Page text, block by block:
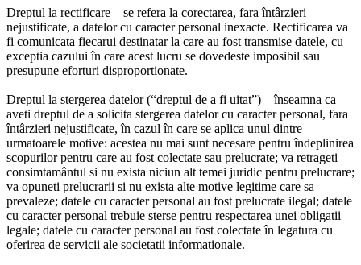
Dreptul la rectificare – se refera la corectarea, fara întârzieri
nejustificate, a datelor cu caracter personal inexacte. Rectificarea va
fi comunicata fiecarui destinatar la care au fost transmise datele, cu
exceptia cazului în care acest lucru se dovedeste imposibil sau
presupune eforturi disproportionate.
Dreptul la stergerea datelor (“dreptul de a fi uitat”) – înseamna ca
aveti dreptul de a solicita stergerea datelor cu caracter personal, fara
întârzieri nejustificate, în cazul în care se aplica unul dintre
urmatoarele motive: acestea nu mai sunt necesare pentru îndeplinirea
scopurilor pentru care au fost colectate sau prelucrate; va retrageti
consimtamântul si nu exista niciun alt temei juridic pentru prelucrare;
va opuneti prelucrarii si nu exista alte motive legitime care sa
prevaleze; datele cu caracter personal au fost prelucrate ilegal; datele
cu caracter personal trebuie sterse pentru respectarea unei obligatii
legale; datele cu caracter personal au fost colectate în legatura cu
oferirea de servicii ale societatii informationale.